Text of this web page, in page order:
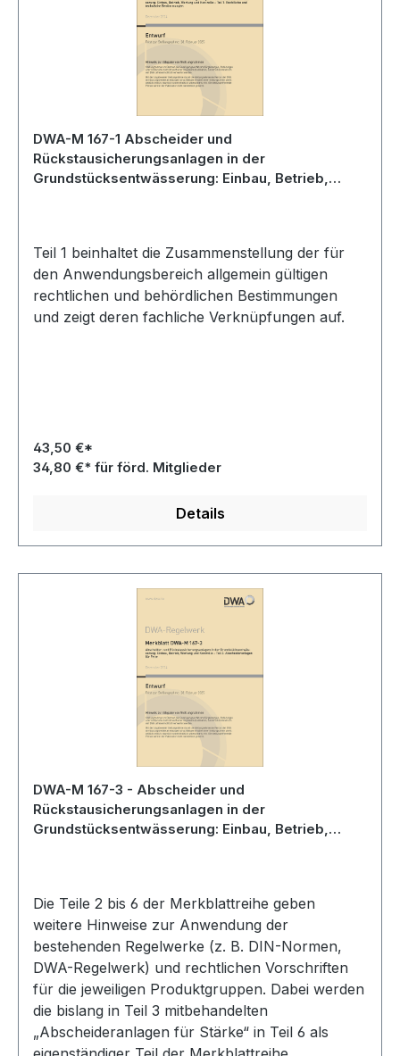
DWA-M 167-1 Abscheider und
Rückstausicherungsanlagen in der
Grundstücksentwässerung: Einbau, Betrieb,
Teil 1 beinhaltet die Zusammenstellung der für
den Anwendungsbereich allgemein gültigen
rechtlichen und behördlichen Bestimmungen
und zeigt deren fachliche Verknüpfungen auf.
43,50 €*
34,80 €* für förd. Mitglieder
Details
DWA-M 167-3 - Abscheider und
Rückstausicherungsanlagen in der
Grundstücksentwässerung: Einbau, Betrieb,
Die Teile 2 bis 6 der Merkblattreihe geben
weitere Hinweise zur Anwendung der
bestehenden Regelwerke (z. B. DIN-Normen,
DWA-Regelwerk) und rechtlichen Vorschriften
für die jeweiligen Produktgruppen. Dabei werden
die bislang in Teil 3 mitbehandelten
„Abscheideranlagen für Stärke“ in Teil 6 als